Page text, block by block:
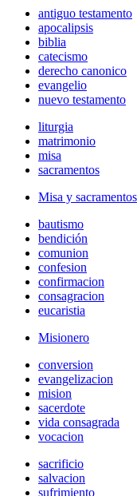
antiguo testamento
apocalipsis
biblia
catecismo
derecho canonico
evangelio
nuevo testamento
liturgia
matrimonio
misa
sacramentos
Misa y sacramentos
bautismo
bendición
comunion
confesion
confirmacion
consagracion
eucaristia
Misionero
conversion
evangelizacion
mision
sacerdote
vida consagrada
vocacion
sacrificio
salvacion
sufrimiento